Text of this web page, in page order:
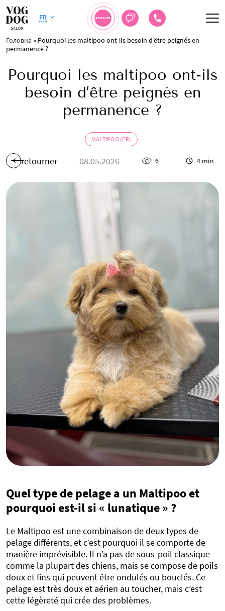
FR RÉSERVER
Головна » Pourquoi les maltipoo ont-ils besoin d’être peignés en
permanence ?
Pourquoi les maltipoo ont-ils
besoin d’être peignés en
permanence ?
MALTIPOO (FR)
retourner 08.05.2026 6 4 min
Quel type de pelage a un Maltipoo et
pourquoi est-il si « lunatique » ?
Le Maltipoo est une combinaison de deux types de
pelage différents, et c’est pourquoi il se comporte de
manière imprévisible. Il n’a pas de sous-poil classique
comme la plupart des chiens, mais se compose de poils
doux et fins qui peuvent être ondulés ou bouclés. Ce
pelage est très doux et aérien au toucher, mais c’est
cette légèreté qui crée des problèmes.